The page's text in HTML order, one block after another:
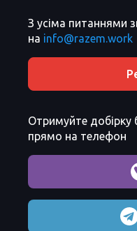
З усіма питаннями
на info@razem.work
Отримуйте добірку
прямо на телефон